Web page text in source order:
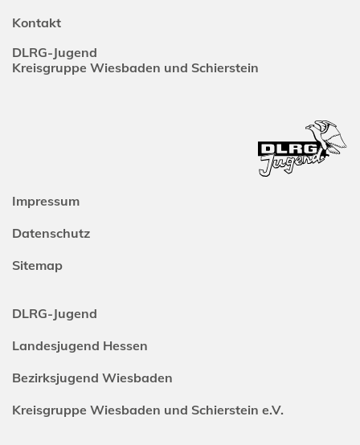
Kontakt
DLRG-Jugend
Kreisgruppe Wiesbaden und Schierstein
Impressum
Datenschutz
Sitemap
DLRG-Jugend
Landesjugend Hessen
Bezirksjugend Wiesbaden
Kreisgruppe Wiesbaden und Schierstein e.V.